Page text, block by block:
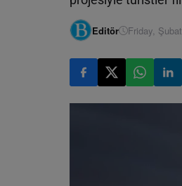
Editör Friday,